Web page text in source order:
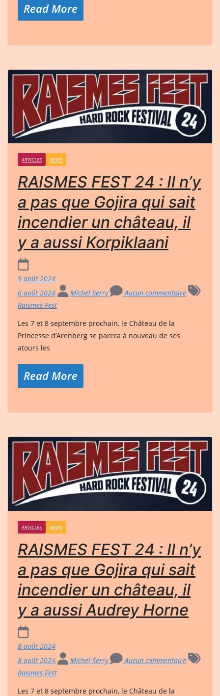
Read More
ARTICLES NEWS
RAISMES FEST 24 : Il n’y
a pas que Gojira qui sait
incendier un château, il
y a aussi Korpiklaani
9 août 2024
6 août 2024
Michel Serry
Aucun commentaire
Raismes Fest
Les 7 et 8 septembre prochain, le Château de la
Princesse d’Arenberg se parera à nouveau de ses
atours les
Read More
ARTICLES NEWS
RAISMES FEST 24 : Il n’y
a pas que Gojira qui sait
incendier un château, il
y a aussi Audrey Horne
8 août 2024
8 août 2024
Michel Serry
Aucun commentaire
Raismes Fest
Les 7 et 8 septembre prochain, le Château de la